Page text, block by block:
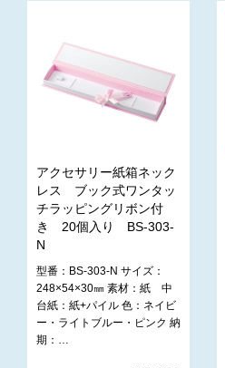
アクセサリー紙箱ネック
レス ブック式ワンタッ
チラッピングリボン付
き 20個入り BS-303-
N
型番：BS-303-N サイズ：
248×54×30㎜ 素材：紙 中
台紙：紙+パイル 色：ネイビ
ー・ライトブルー・ピンク 納
期：…